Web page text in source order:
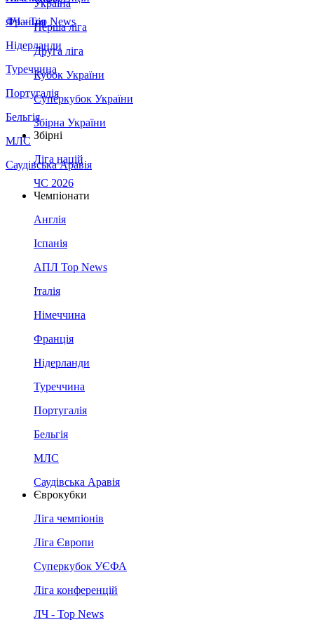
Франція
Нідерланди
Туреччина
Португалія
Бельгія
МЛС
Саудівська Аравія
ЛЧ - Top News
Україна
Перша ліга
Друга ліга
Кубок України
Суперкубок України
Збірна України
Збірні
Ліга націй
ЧС 2026
Чемпіонати
Англія
Іспанія
АПЛ Top News
Італія
Німеччина
Франція
Нідерланди
Туреччина
Португалія
Бельгія
МЛС
Саудівська Аравія
Єврокубки
Ліга чемпіонів
Ліга Європи
Суперкубок УЄФА
Ліга конференцій
ЛЧ - Top News